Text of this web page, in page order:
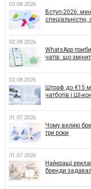
03.08.2026
Вступ-2026:
спеціальністю,
02.08.2026
WhatsApp
чатів: що
02.08.2026
Штраф до €15
чатботів і ШІ-
31.07.2026
Чому великі
три роки
31.07.2026
Найкращі
бренди